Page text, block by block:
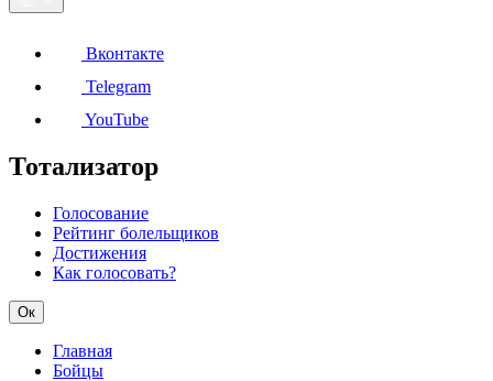
Вконтакте
Telegram
YouTube
Тотализатор
Голосование
Рейтинг болельщиков
Достижения
Как голосовать?
Ок
Главная
Бойцы